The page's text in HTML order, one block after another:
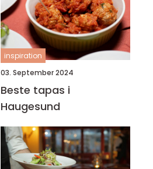
inspiration
03. September 2024
Beste tapas i
Haugesund